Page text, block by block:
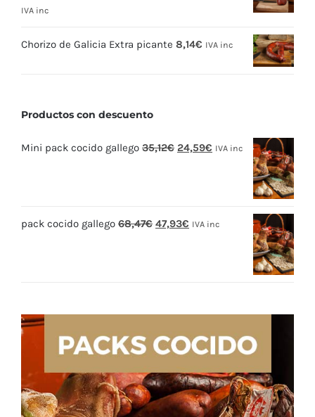
IVA inc
Chorizo de Galicia Extra picante 8,14€ IVA inc
Productos con descuento
Mini pack cocido gallego 35,12€ El
35,12€.
24,59€ El
24,59€.
IVA inc
pack cocido gallego 68,47€ El
47,93€ El
IVA inc